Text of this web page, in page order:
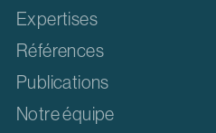
Expertises
Références
Publications
Notre équipe